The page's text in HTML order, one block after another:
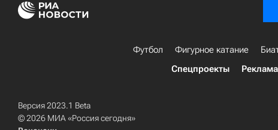
Футбол Фигурное катание
Спецпроекты
Реклама
Версия 2023.1 Beta
© 2026 МИА «Россия сегодня»